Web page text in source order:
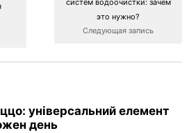
систем водоочистки: зачем
это нужно?
Следующая запись
універсальний елемент
день